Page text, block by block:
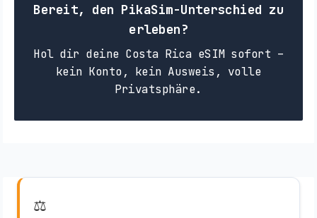
Bereit, den PikaSim-Unterschied zu
erleben?
Hol dir deine Costa Rica eSIM sofort –
kein Konto, kein Ausweis, volle
Privatsphäre.
⚖️